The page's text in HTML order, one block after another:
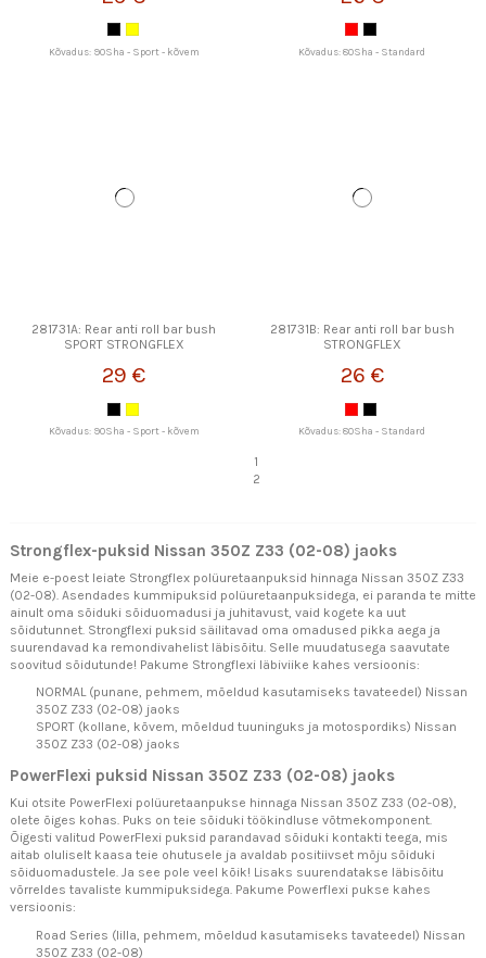
Kõvadus: 90Sha - Sport - kõvem Kõvadus: 80Sha - Standard
281731A: Rear anti roll bar bush
SPORT STRONGFLEX
29 €
Kõvadus: 90Sha - Sport - kõvem
281731B: Rear anti roll bar bush
STRONGFLEX
26 €
Kõvadus: 80Sha - Standard
1
2
Strongflex-puksid Nissan 350Z Z33 (02-08) jaoks
Meie e-poest leiate Strongflex polüuretaanpuksid hinnaga Nissan 350Z Z33
(02-08). Asendades kummipuksid polüuretaanpuksidega, ei paranda te mitte
ainult oma sõiduki sõiduomadusi ja juhitavust, vaid kogete ka uut
sõidutunnet. Strongflexi puksid säilitavad oma omadused pikka aega ja
suurendavad ka remondivahelist läbisõitu. Selle muudatusega saavutate
soovitud sõidutunde! Pakume Strongflexi läbiviike kahes versioonis:
NORMAL (punane, pehmem, mõeldud kasutamiseks tavateedel) Nissan
350Z Z33 (02-08) jaoks
SPORT (kollane, kõvem, mõeldud tuuninguks ja motospordiks) Nissan
350Z Z33 (02-08) jaoks
PowerFlexi puksid Nissan 350Z Z33 (02-08) jaoks
Kui otsite PowerFlexi polüuretaanpukse hinnaga Nissan 350Z Z33 (02-08),
olete õiges kohas. Puks on teie sõiduki töökindluse võtmekomponent.
Õigesti valitud PowerFlexi puksid parandavad sõiduki kontakti teega, mis
aitab oluliselt kaasa teie ohutusele ja avaldab positiivset mõju sõiduki
sõiduomadustele. Ja see pole veel kõik! Lisaks suurendatakse läbisõitu
võrreldes tavaliste kummipuksidega. Pakume Powerflexi pukse kahes
versioonis:
Road Series (lilla, pehmem, mõeldud kasutamiseks tavateedel) Nissan
350Z Z33 (02-08)